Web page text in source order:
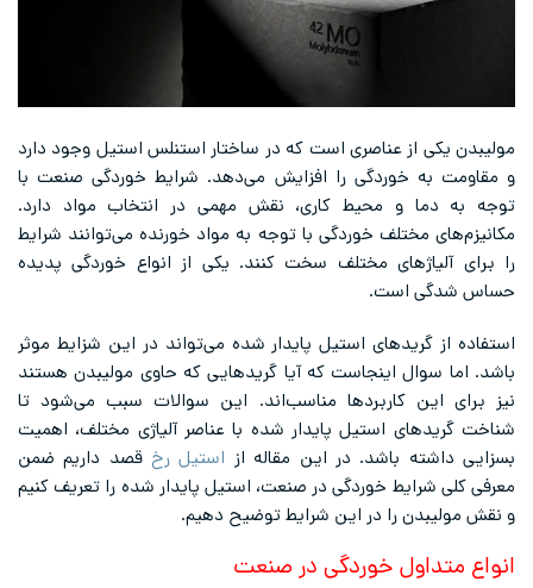
مولیبدن یکی از عناصری است که در ساختار استنلس استیل وجود دارد
و مقاومت به خوردگی را افزایش می‌دهد. شرایط خوردگی صنعت با
توجه به دما و محیط کاری، نقش مهمی در انتخاب مواد دارد.
مکانیزم‌های مختلف خوردگی با توجه به مواد خورنده می‌توانند شرایط
را برای آلیاژهای مختلف سخت کنند. یکی از انواع خوردگی پدیده
حساس شدگی است.
استفاده از گریدهای استیل پایدار شده می‌تواند در این شزایط موثر
باشد. اما سوال اینجاست که آیا گریدهایی که حاوی مولیبدن هستند
نیز برای این کاربردها مناسب‌اند. این سوالات سبب می‌شود تا
شناخت گریدهای استیل پایدار شده با عناصر آلیاژی مختلف، اهمیت
بسزایی داشته باشد. در این مقاله از استیل رخقصد داریم ضمن
معرفی کلی شرایط خوردگی در صنعت، استیل پایدار شده را تعریف کنیم
و نقش مولیبدن را در این شرایط توضیح دهیم.
انواع متداول خوردگی در صنعت